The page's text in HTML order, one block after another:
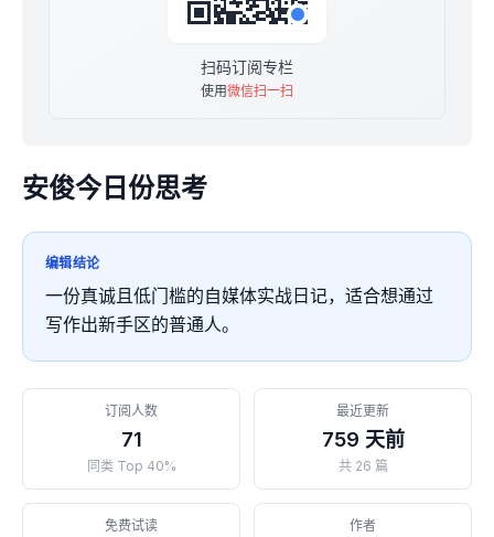
扫码订阅专栏
使用微信扫一扫
安俊今日份思考
编辑结论
一份真诚且低门槛的自媒体实战日记，适合想通过
写作出新手区的普通人。
订阅人数
71
同类 Top 40%
最近更新
759 天前
共 26 篇
免费试读 作者